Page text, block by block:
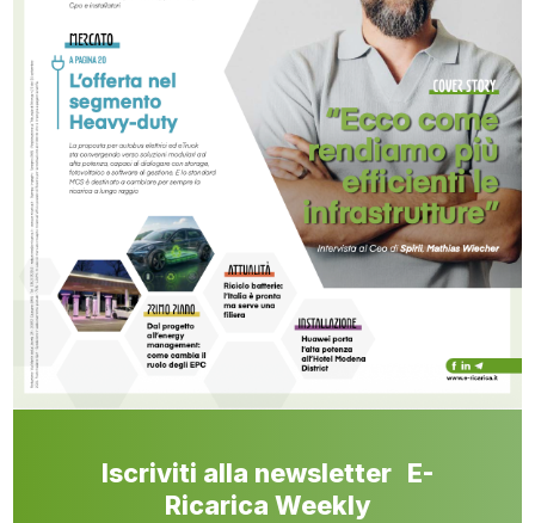
Iscriviti alla newsletter E-
Ricarica Weekly